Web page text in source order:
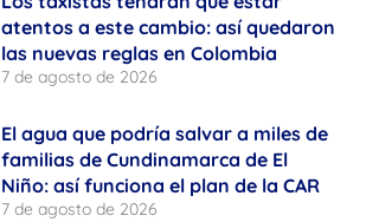
atentos a este cambio: así quedaron
las nuevas reglas en Colombia
7 de agosto de 2026
El agua que podría salvar a miles de
familias de Cundinamarca de El
Niño: así funciona el plan de la CAR
7 de agosto de 2026